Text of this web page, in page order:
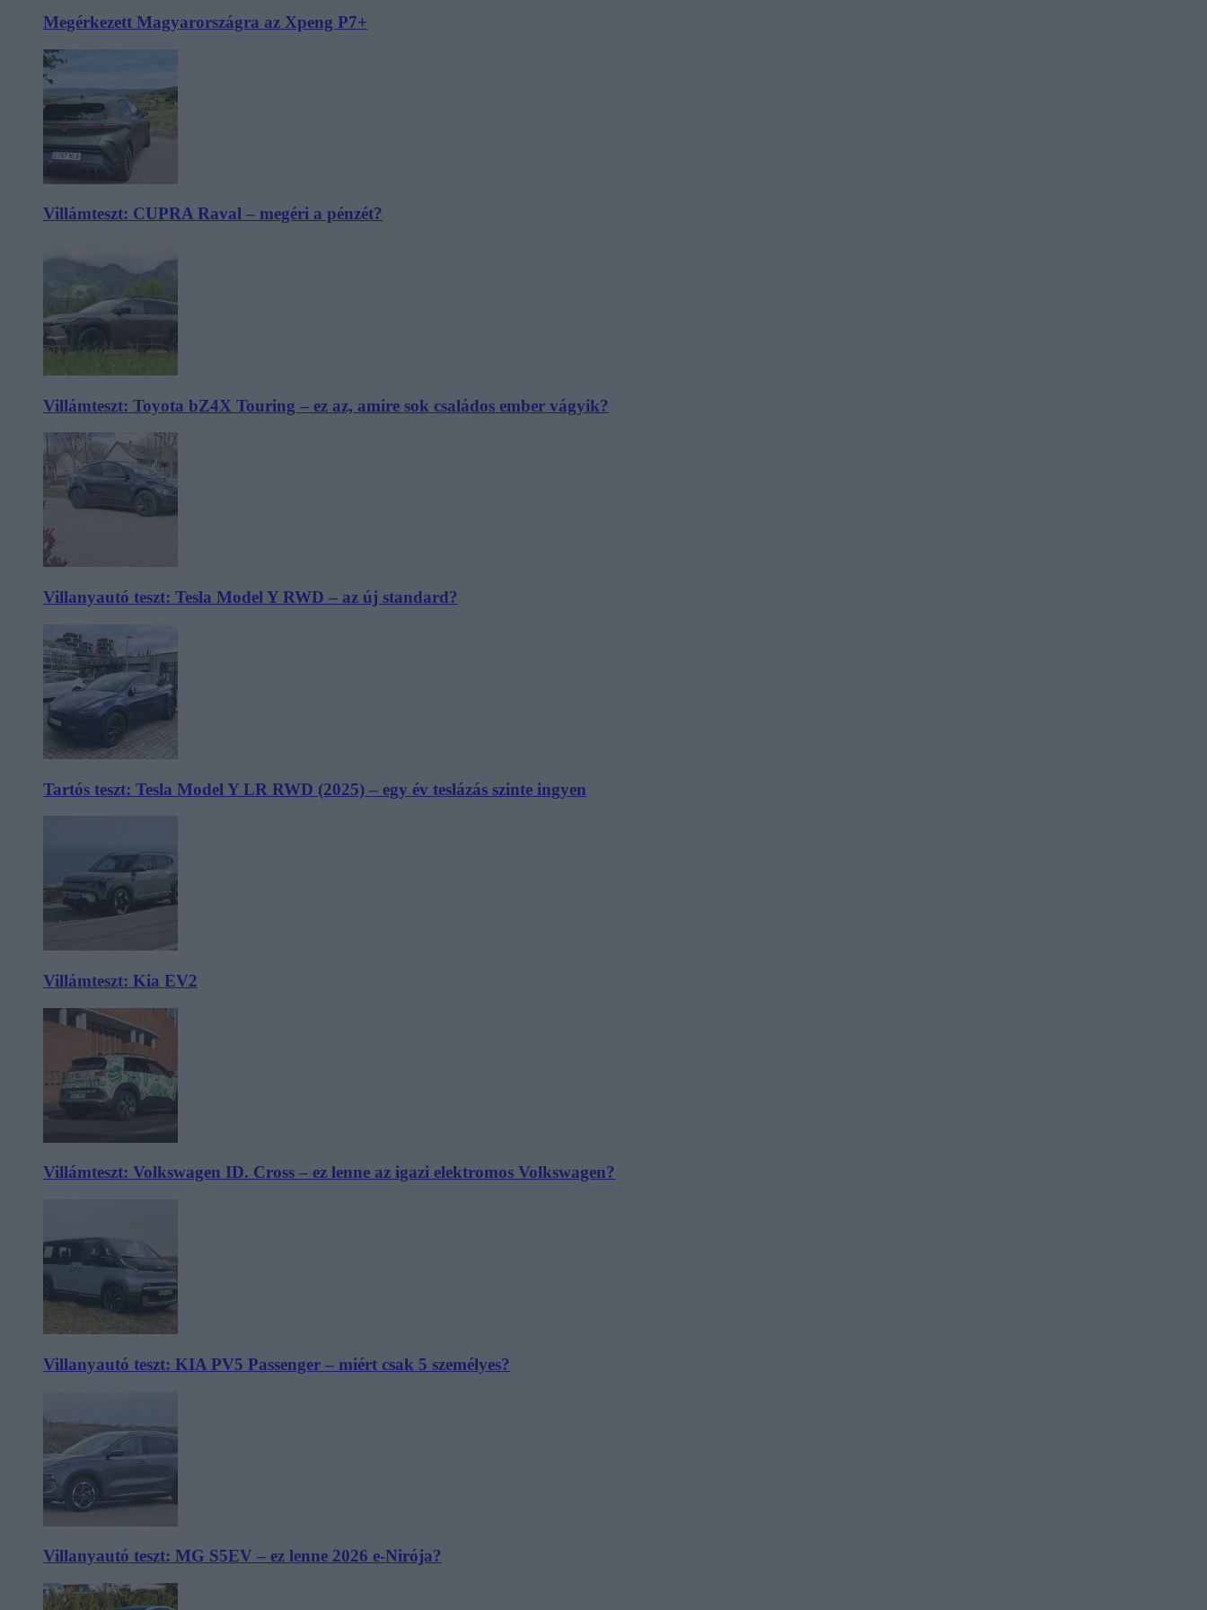
Megérkezett Magyarországra az Xpeng P7+
Villámteszt: CUPRA Raval – megéri a pénzét?
Villámteszt: Toyota bZ4X Touring – ez az, amire sok családos ember vágyik?
Villanyautó teszt: Tesla Model Y RWD – az új standard?
Tartós teszt: Tesla Model Y LR RWD (2025) – egy év teslázás szinte ingyen
Villámteszt: Kia EV2
Villámteszt: Volkswagen ID. Cross – ez lenne az igazi elektromos Volkswagen?
Villanyautó teszt: KIA PV5 Passenger – miért csak 5 személyes?
Villanyautó teszt: MG S5EV – ez lenne 2026 e-Nirója?